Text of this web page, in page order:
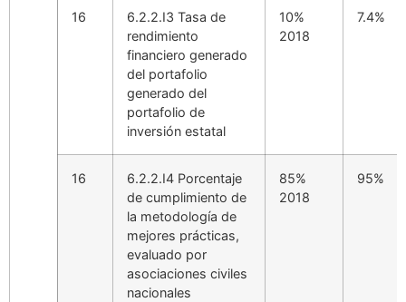
16
6.2.2.I3 Tasa de
rendimiento
financiero generado
del portafolio
generado del
portafolio de
inversión estatal
10%
2018
7.4%
16
6.2.2.I4 Porcentaje
de cumplimiento de
la metodología de
mejores prácticas,
evaluado por
asociaciones civiles
nacionales
85%
2018
95%